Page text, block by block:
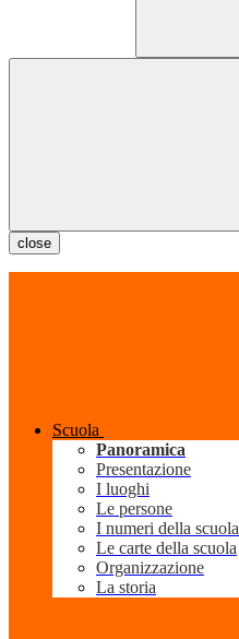
close
Scuola
Panoramica
Presentazione
I luoghi
Le persone
I numeri della scuola
Le carte della scuola
Organizzazione
La storia